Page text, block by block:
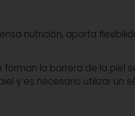
nutrición, aporta
la barrera de la piel
y es necesario utilizar un